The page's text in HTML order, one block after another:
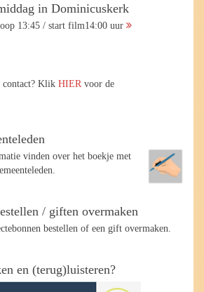
in Dominicuskerk
13:45 / start film14:00 uur
contact? Klik HIER voor de
vinden over het boekje met
/ giften overmaken
bestellen of een gift overmaken.
en (terug)luisteren?